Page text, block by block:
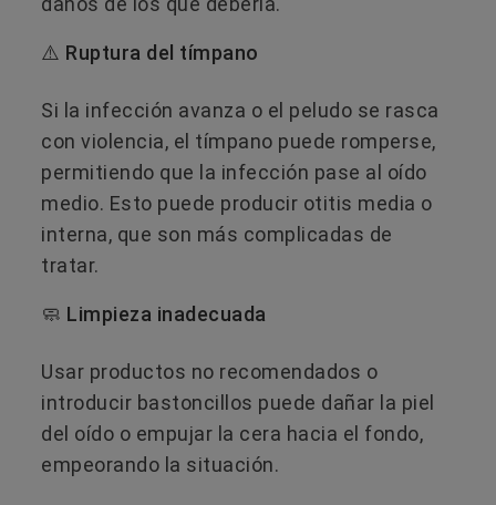
⚠️ Ruptura del tímpano
Si la infección avanza o el peludo se rasca
con violencia, el tímpano puede romperse,
permitiendo que la infección pase al oído
medio. Esto puede producir otitis media o
interna, que son más complicadas de
tratar.
🧼 Limpieza inadecuada
Usar productos no recomendados o
introducir bastoncillos puede dañar la piel
del oído o empujar la cera hacia el fondo,
empeorando la situación.